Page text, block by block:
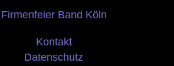
Firmenfeier Band Köln
Kontakt
Datenschutz